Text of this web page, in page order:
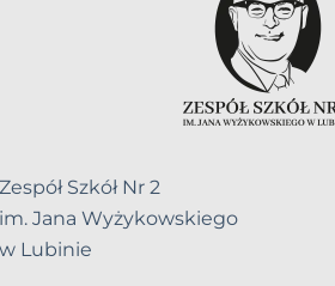
Zespół Szkół Nr 2
im. Jana Wyżykowskiego
w Lubinie